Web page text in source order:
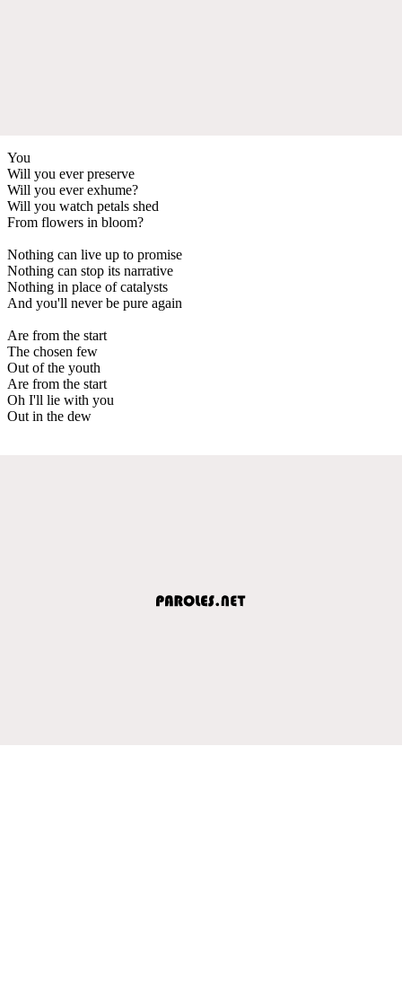
You
Will you ever preserve
Will you ever exhume?
Will you watch petals shed
From flowers in bloom?
Nothing can live up to promise
Nothing can stop its narrative
Nothing in place of catalysts
And you'll never be pure again
Are from the start
The chosen few
Out of the youth
Are from the start
Oh I'll lie with you
Out in the dew